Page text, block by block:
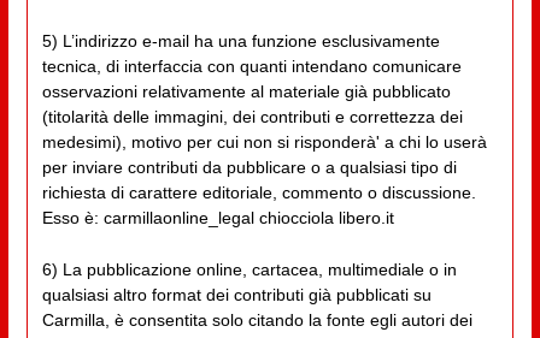
5) L’indirizzo e-mail ha una funzione esclusivamente
tecnica, di interfaccia con quanti intendano comunicare
osservazioni relativamente al materiale già pubblicato
(titolarità delle immagini, dei contributi e correttezza dei
medesimi), motivo per cui non si risponderà' a chi lo userà
per inviare contributi da pubblicare o a qualsiasi tipo di
richiesta di carattere editoriale, commento o discussione.
Esso è: carmillaonline_legal chiocciola libero.it
6) La pubblicazione online, cartacea, multimediale o in
qualsiasi altro format dei contributi già pubblicati su
Carmilla, è consentita solo citando la fonte egli autori dei